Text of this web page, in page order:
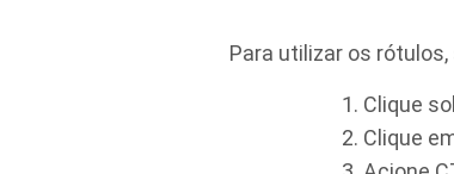
Para utilizar os
Clique
Clique